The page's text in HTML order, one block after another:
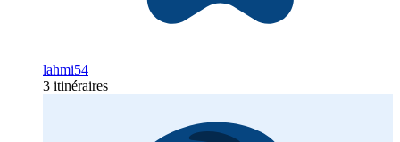
lahmi54
3 itinéraires